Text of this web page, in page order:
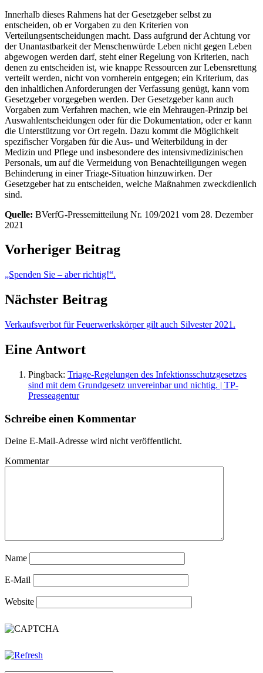
Innerhalb dieses Rahmens hat der Gesetzgeber selbst zu
entscheiden, ob er Vorgaben zu den Kriterien von
Verteilungsentscheidungen macht. Dass aufgrund der Achtung vor
der Unantastbarkeit der Menschenwürde Leben nicht gegen Leben
abgewogen werden darf, steht einer Regelung von Kriterien, nach
denen zu entscheiden ist, wie knappe Ressourcen zur Lebensrettung
verteilt werden, nicht von vornherein entgegen; ein Kriterium, das
den inhaltlichen Anforderungen der Verfassung genügt, kann vom
Gesetzgeber vorgegeben werden. Der Gesetzgeber kann auch
Vorgaben zum Verfahren machen, wie ein Mehraugen-Prinzip bei
Auswahlentscheidungen oder für die Dokumentation, oder er kann
die Unterstützung vor Ort regeln. Dazu kommt die Möglichkeit
spezifischer Vorgaben für die Aus- und Weiterbildung in der
Medizin und Pflege und insbesondere des intensivmedizinischen
Personals, um auf die Vermeidung von Benachteiligungen wegen
Behinderung in einer Triage-Situation hinzuwirken. Der
Gesetzgeber hat zu entscheiden, welche Maßnahmen zweckdienlich
sind.
Quelle: BVerfG-Pressemitteilung Nr. 109/2021 vom 28. Dezember
2021
Vorheriger Beitrag
„Spenden Sie – aber richtig!“.
Nächster Beitrag
Verkaufsverbot für Feuerwerkskörper gilt auch Silvester 2021.
Eine Antwort
Pingback: Triage-Regelungen des Infektionsschutzgesetzes
sind mit dem Grundgesetz unvereinbar und nichtig. | TP-
Presseagentur
Schreibe einen Kommentar
Deine E-Mail-Adresse wird nicht veröffentlicht.
Kommentar
Name
E-Mail
Website